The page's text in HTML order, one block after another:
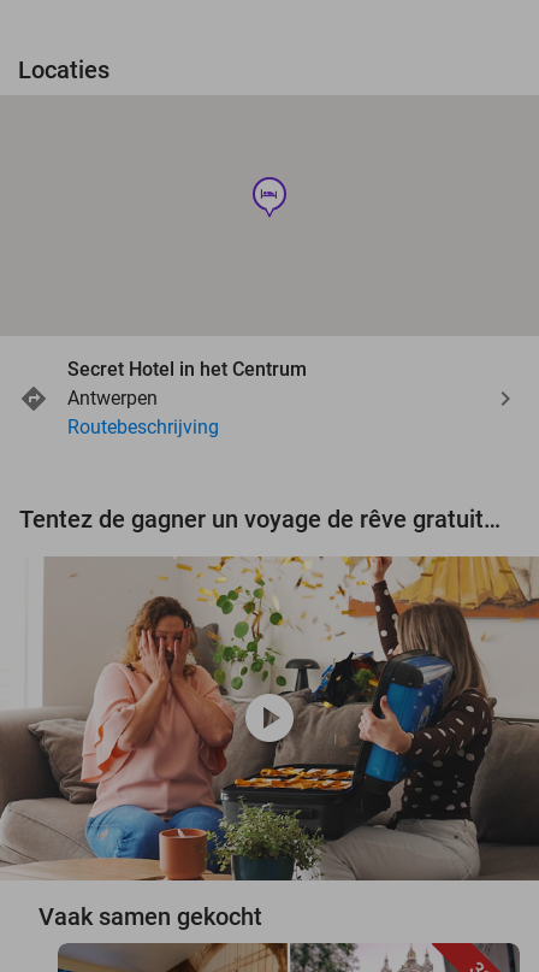
Locaties
hotel
Secret Hotel in het Centrum
Antwerpen
Routebeschrijving
Tentez de gagner un voyage de rêve gratuit d'une valeur de 3.000 € !
play_circle
Vaak samen gekocht